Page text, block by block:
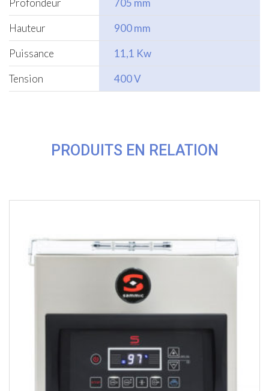
Profondeur
705 mm
Hauteur
900 mm
Puissance
11,1 Kw
Tension
400 V
PRODUITS EN RELATION